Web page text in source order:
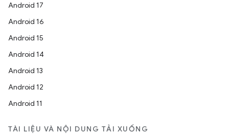
Android 17
Android 16
Android 15
Android 14
Android 13
Android 12
Android 11
TÀI LIỆU VÀ NỘI DUNG TẢI XUỐNG